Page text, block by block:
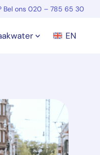
Bel ons 020 – 785 65 30
EN